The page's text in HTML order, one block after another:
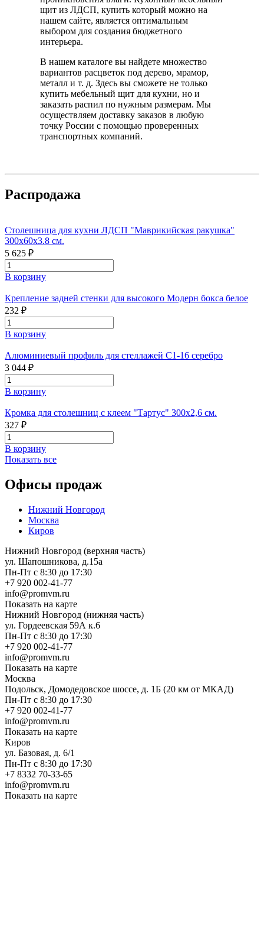
щит из ЛДСП, купить который можно на
нашем сайте, является оптимальным
выбором для создания бюджетного
интерьера.
В нашем каталоге вы найдете множество
вариантов расцветок под дерево, мрамор,
металл и т. д. Здесь вы сможете не только
купить мебельный щит для кухни, но и
заказать распил по нужным размерам. Мы
осуществляем доставку заказов в любую
точку России с помощью проверенных
транспортных компаний.
Распродажа
Столешница для кухни ЛДСП "Маврикийская ракушка"
300x60x3.8 см.
5 625 ₽
В корзину
Крепление задней стенки для высокого Модерн бокса белое
232 ₽
В корзину
Алюминиевый профиль для стеллажей С1-16 серебро
3 044 ₽
В корзину
Кромка для столешниц с клеем "Тартус" 300х2,6 см.
327 ₽
В корзину
Показать все
Офисы продаж
Нижний Новгород
Москва
Киров
Нижний Новгород (верхняя часть)
ул. Шапошникова, д.15а
Пн-Пт с 8:30 до 17:30
+7 920 002-41-77
info@promvm.ru
Показать на карте
Нижний Новгород (нижняя часть)
ул. Гордеевская 59А к.6
Пн-Пт с 8:30 до 17:30
+7 920 002-41-77
info@promvm.ru
Показать на карте
Москва
Подольск, Домодедовское шоссе, д. 1Б (20 км от МКАД)
Пн-Пт с 8:30 до 17:30
+7 920 002-41-77
info@promvm.ru
Показать на карте
Киров
ул. Базовая, д. 6/1
Пн-Пт с 8:30 до 17:30
+7 8332 70-33-65
info@promvm.ru
Показать на карте